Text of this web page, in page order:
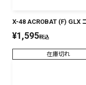
X-48 ACROBAT (F) GLX
¥1,595税込
在庫切れ